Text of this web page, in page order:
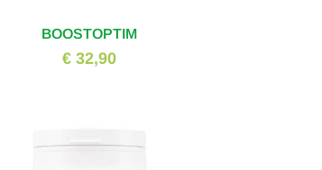
BOOSTOPTIM
€ 32,90